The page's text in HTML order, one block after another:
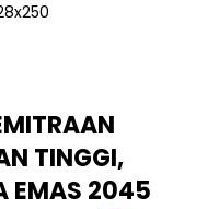
TINGGI,
EMAS 2045